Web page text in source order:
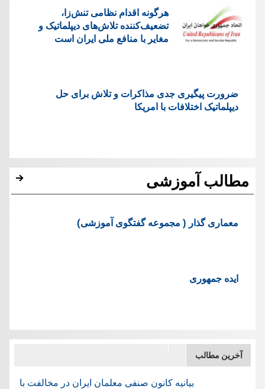
هرگونه اقدام نظامی تنش‌زا،
تضعیف‌کننده تلاش‌های دیپلماتیک و
مغایر با منافع ملی ایران است
ضرورت پیگیری جدی مذاکرات و تلاش برای حل
دیپلماتیک اختلافات با امریکا
مطالب آموزشی
معماری گذار ( مجموعه گفتگوی آموزشی)
ایده جمهوری
آخرین مطالب
بیانیه کانون صنفی معلمان ایران در مخالفت با